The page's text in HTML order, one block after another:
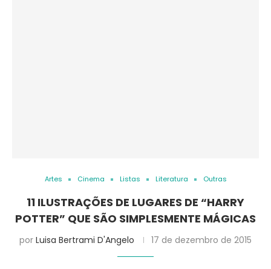
Artes Cinema Listas Literatura Outras
11 ILUSTRAÇÕES DE LUGARES DE “HARRY
POTTER” QUE SÃO SIMPLESMENTE MÁGICAS
por Luisa Bertrami D'Angelo 17 de dezembro de 2015